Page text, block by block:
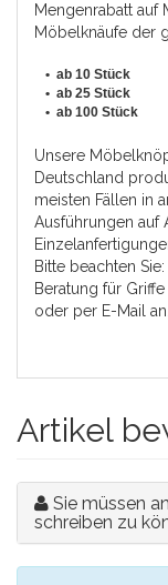
Mengenrabatt auf
Möbelknäufe der
• ab 10 Stück
• ab 25 Stück
• ab 100 Stück
Unsere
Deutschland
meisten Fällen in
Ausführungen auf
Bitte beachten
Beratung für
oder per E-Mail an.
Artikel
Sie müssen
schreiben zu